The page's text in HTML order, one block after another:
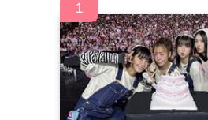
1